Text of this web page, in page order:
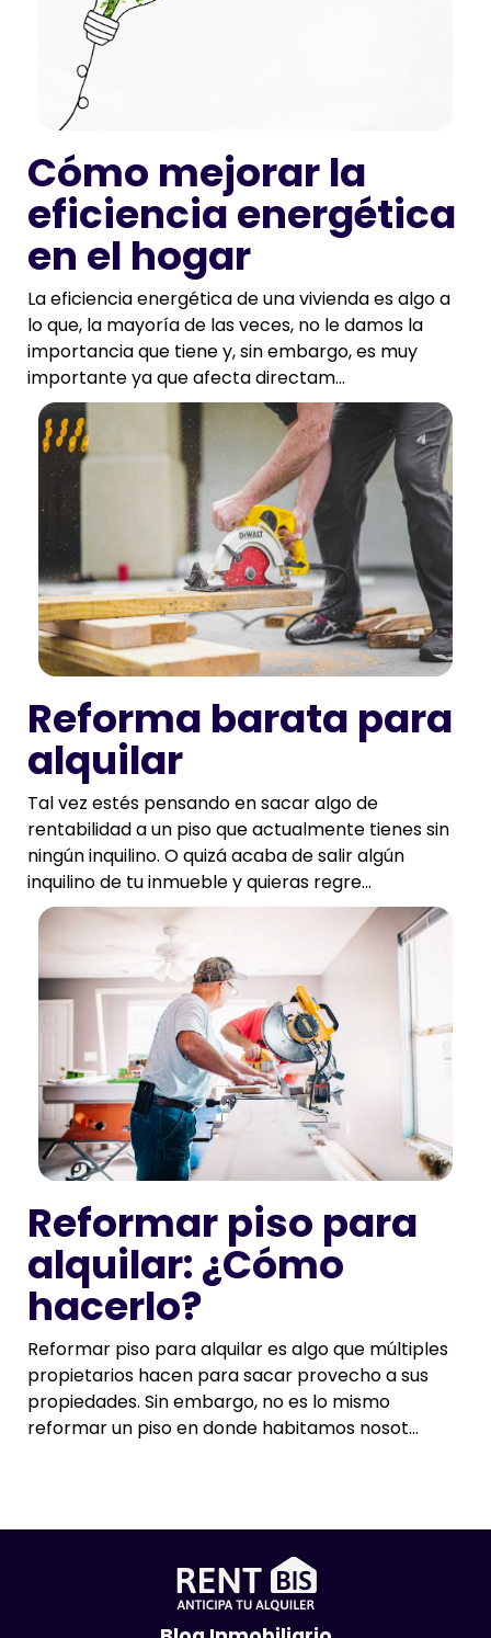
Cómo mejorar la
eficiencia energética
en el hogar
La eficiencia energética de una vivienda es algo a
lo que, la mayoría de las veces, no le damos la
importancia que tiene y, sin embargo, es muy
importante ya que afecta directam...
Reforma barata para
alquilar
Tal vez estés pensando en sacar algo de
rentabilidad a un piso que actualmente tienes sin
ningún inquilino. O quizá acaba de salir algún
inquilino de tu inmueble y quieras regre...
Reformar piso para
alquilar: ¿Cómo
hacerlo?
Reformar piso para alquilar es algo que múltiples
propietarios hacen para sacar provecho a sus
propiedades. Sin embargo, no es lo mismo
reformar un piso en donde habitamos nosot...